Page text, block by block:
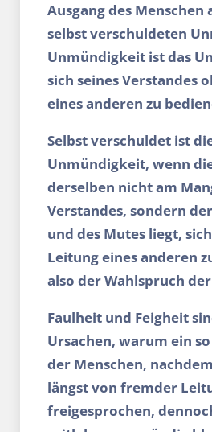
Ausgang des Menschen
selbst verschuldeten
Unmündigkeit ist das
sich seines Verstandes
eines anderen zu
Selbst verschuldet ist
Unmündigkeit, wenn
derselben nicht am
Verstandes, sondern
und des Mutes liegt,
Leitung eines anderen
also der Wahlspruch
Faulheit und Feigheit
Ursachen, warum ein
der Menschen,
längst von fremder
freigesprochen,